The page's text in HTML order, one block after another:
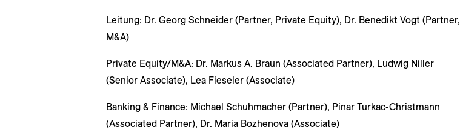
Leitung: Dr. Georg Schneider (Partner, Private Equity), Dr. Benedikt Vogt (Partner,
M&A)
Private Equity/M&A: Dr. Markus A. Braun (Associated Partner), Ludwig Niller
(Senior Associate), Lea Fieseler (Associate)
Banking & Finance: Michael Schuhmacher (Partner), Pinar Turkac-Christmann
(Associated Partner), Dr. Maria Bozhenova (Associate)